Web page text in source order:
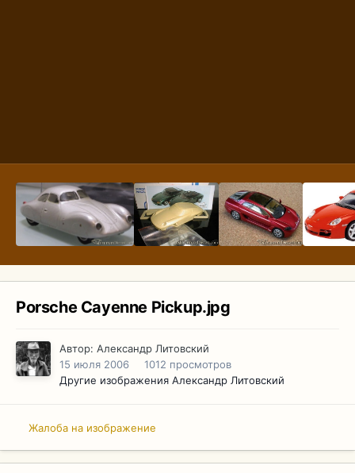
Porsche Cayenne Pickup.jpg
Автор: Александр Литовский
15 июля 2006
1012 просмотров
Другие изображения Александр Литовский
Жалоба на изображение